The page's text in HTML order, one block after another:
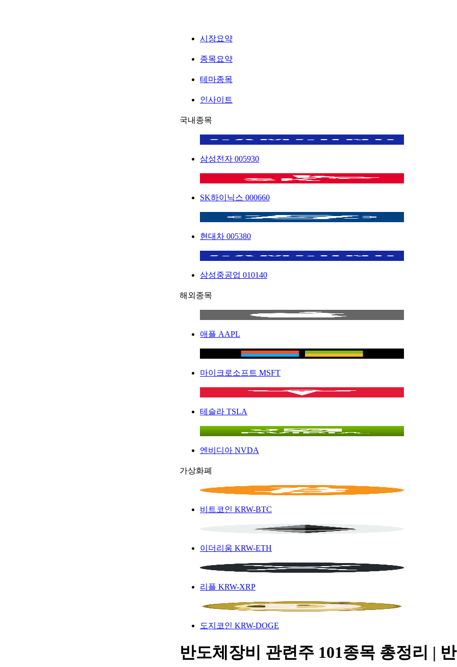
시장요약
종목요약
테마종목
인사이트
국내종목
삼성전자 005930
SK하이닉스 000660
현대차 005380
삼성중공업 010140
해외종목
애플 AAPL
마이크로소프트 MSFT
테슬라 TSLA
엔비디아 NVDA
가상화폐
비트코인 KRW-BTC
이더리움 KRW-ETH
리플 KRW-XRP
도지코인 KRW-DOGE
반도체장비 관련주 101종목 총정리 |